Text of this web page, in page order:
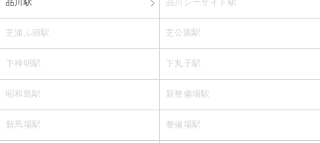
芝浦ふ頭駅 芝公園駅
下神明駅 下丸子駅
昭和島駅 新整備場駅
新馬場駅 整備場駅